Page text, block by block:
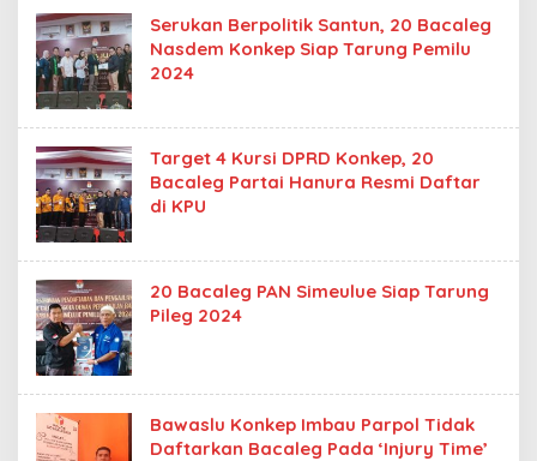
Serukan Berpolitik Santun, 20 Bacaleg
Nasdem Konkep Siap Tarung Pemilu
2024
Target 4 Kursi DPRD Konkep, 20
Bacaleg Partai Hanura Resmi Daftar
di KPU
20 Bacaleg PAN Simeulue Siap Tarung
Pileg 2024
Bawaslu Konkep Imbau Parpol Tidak
Daftarkan Bacaleg Pada ‘Injury Time’